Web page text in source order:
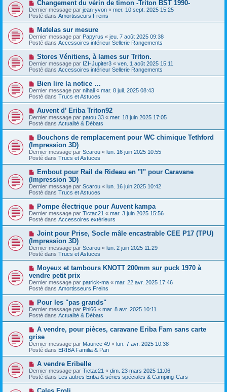
s
s
a
g
e
a
u
m
e
s
a
g
e
N
o
u
v
e
a
u
m
e
s
s
a
g
e
Changement du vérin de timon -Triton BST 1990-
Dernier message par jean-yvon « mer. 10 sept. 2025 15:25
Posté dans Amortisseurs Freins
N
o
u
v
e
a
u
m
e
s
a
g
Matelas sur mesure
Dernier message par Papyrus « jeu. 7 août 2025 09:38
Posté dans Accessoires intérieur Sellerie Rangements
N
o
u
v
e
a
u
m
e
s
s
a
g
e
Stores Vénitiens, à lames sur Triton.
Dernier message par IZHJupiter3 « ven. 1 août 2025 15:11
Posté dans Accessoires intérieur Sellerie Rangements
N
o
u
v
a
u
m
e
s
a
g
e
Bien lire la notice …
Dernier message par nihali « mar. 8 juil. 2025 08:43
Posté dans Trucs et Astuces
N
o
u
v
e
a
u
m
e
s
s
a
g
e
Auvent d’ Eriba Triton92
Dernier message par patou 33 « mer. 18 juin 2025 17:05
Posté dans Actualité & Débats
N
u
v
e
a
m
e
s
a
g
e
Bouchons de remplacement pour WC chimique Tethford
(Impression 3D)
Dernier message par Scarou « lun. 16 juin 2025 10:55
Posté dans Trucs et Astuces
N
u
v
e
a
m
e
s
a
g
e
Embout pour Rail de Rideau en "I" pour Caravane
(Impression 3D)
Dernier message par Scarou « lun. 16 juin 2025 10:42
Posté dans Trucs et Astuces
N
o
u
v
a
u
m
e
s
s
a
g
e
Pompe électrique pour Auvent kampa
Dernier message par Tictac21 « mar. 3 juin 2025 15:56
Posté dans Accessoires extérieurs
N
u
v
e
a
m
e
s
a
g
e
Joint pour Prise, Socle mâle encastrable CEE P17 (TPU)
(Impression 3D)
Dernier message par Scarou « lun. 2 juin 2025 11:29
Posté dans Trucs et Astuces
N
u
v
e
a
m
e
s
a
g
e
Moyeux et tambours KNOTT 200mm sur puck 1970 à
vendre petit prix
Dernier message par patrick-ma « mar. 22 avr. 2025 17:46
Posté dans Amortisseurs Freins
N
o
u
v
a
u
m
e
s
a
g
e
Pour les "pas grands"
Dernier message par Phi66 « mar. 8 avr. 2025 10:11
Posté dans Actualité & Débats
N
o
u
v
e
a
u
m
e
s
s
A vendre, pour pièces, caravane Eriba Fam sans carte
grise
Dernier message par Maurice 49 « lun. 7 avr. 2025 10:38
Posté dans ERIBA Familia & Pan
N
o
u
v
A vendre Eribelle
Dernier message par Tictac21 « dim. 23 mars 2025 11:06
Posté dans Les autres Eriba & séries spéciales & Camping-Cars
NCales Froli